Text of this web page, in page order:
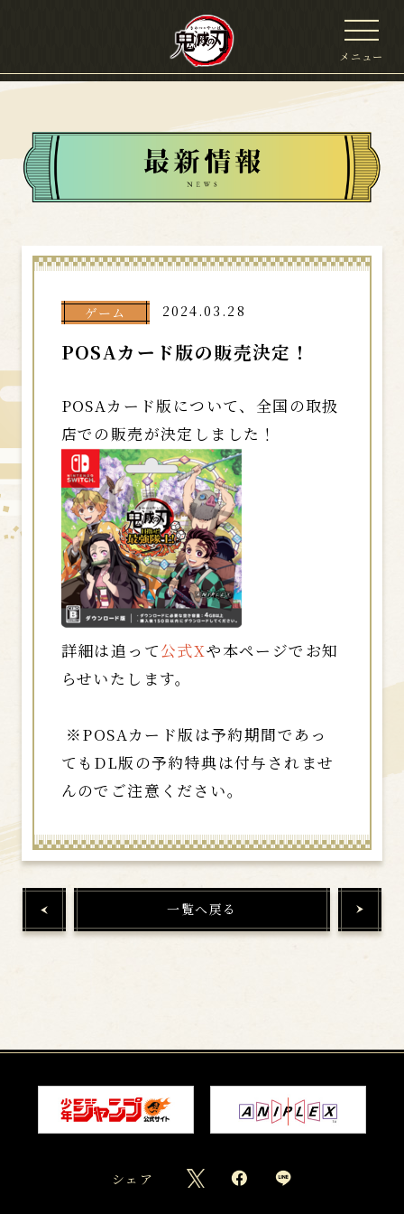
メニュー
ゲーム 2024.03.28
POSAカード版の販売決定！
POSAカード版について、全国の取扱
店での販売が決定しました！
詳細は追って公式Xや本ページでお知
らせいたします。
※POSAカード版は予約期間であっ
てもDL版の予約特典は付与されませ
んのでご注意ください。
一覧へ戻る
シェア